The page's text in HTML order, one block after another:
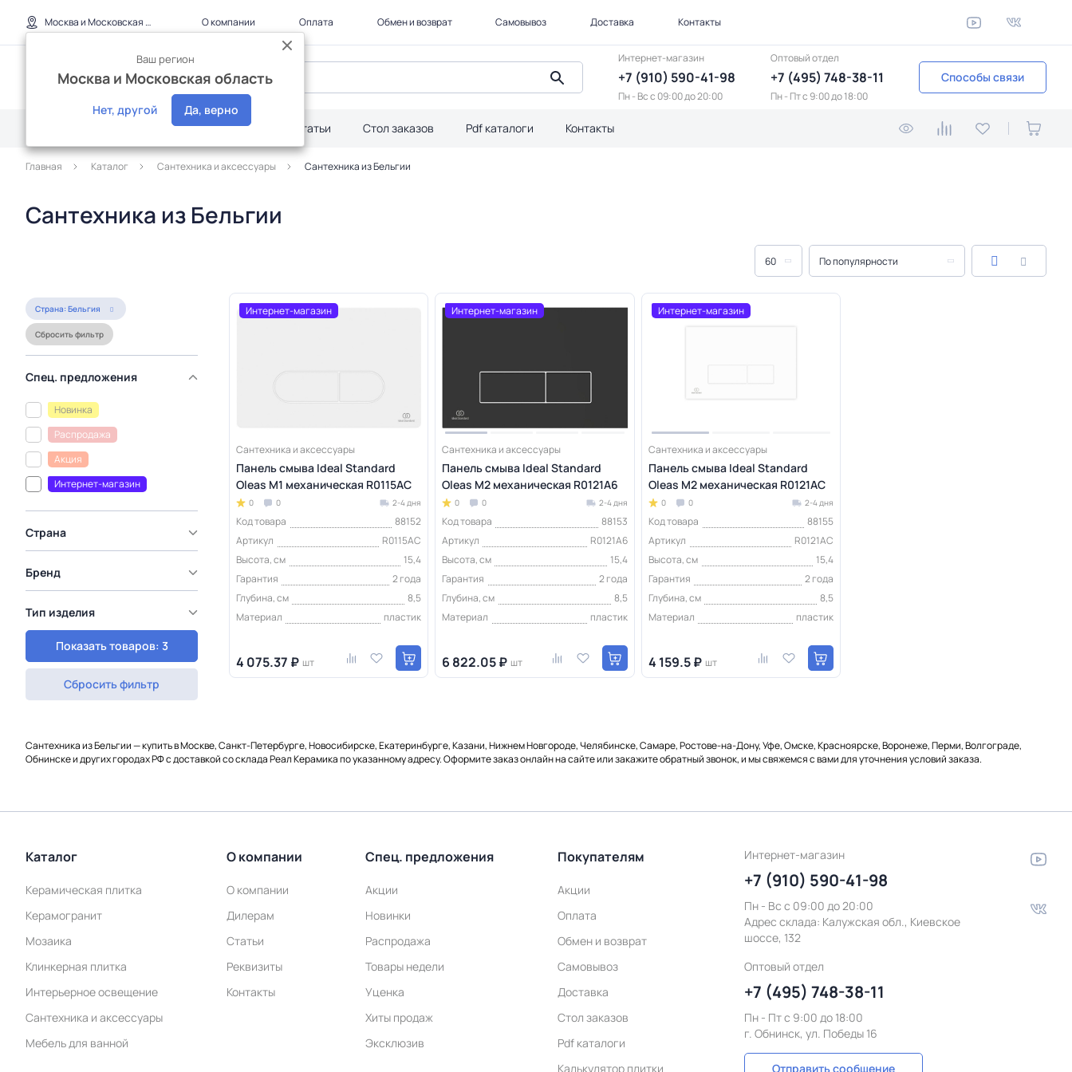
Москва и Московская область
Ваш регион
Москва и Московская область
Нет, другой Да, верно
О компании Оплата Обмен и возврат Самовывоз Доставка Контакты
Интернет-магазин
+7 (910) 590-41-98
Пн - Вс с 09:00 до 20:00
Оптовый отдел
+7 (495) 748-38-11
Пн - Пт c 9:00 до 18:00
Способы связи
Дилерам Акции Статьи Стол заказов Pdf каталоги Контакты
Главная Каталог Сантехника и аксессуары Сантехника из Бельгии
Сантехника из Бельгии
Страна: Бельгия
Сбросить фильтр
Спец. предложения
Новинка
Распродажа
Акция
Интернет-магазин
Страна
Бренд
Тип изделия
Показать товаров: 3
Сбросить фильтр
60 По популярности
Интернет-магазин
Сантехника и аксессуары
Панель смыва Ideal Standard
Oleas M1 механическая R0115AC
0 0 2-4 дня
Код товара
88152
Артикул
R0115AC
Высота, см
15,4
Гарантия
2 года
Глубина, см
8,5
Материал
пластик
4 075.37 ₽ шт
Интернет-магазин
Сантехника и аксессуары
Панель смыва Ideal Standard
Oleas M2 механическая R0121A6
0 0 2-4 дня
Код товара
88153
Артикул
R0121A6
Высота, см
15,4
Гарантия
2 года
Глубина, см
8,5
Материал
пластик
6 822.05 ₽ шт
Интернет-магазин
Сантехника и аксессуары
Панель смыва Ideal Standard
Oleas M2 механическая R0121AC
0 0 2-4 дня
Код товара
88155
Артикул
R0121AC
Высота, см
15,4
Гарантия
2 года
Глубина, см
8,5
Материал
пластик
4 159.5 ₽ шт
Сантехника из Бельгии — купить в Москве, Санкт-Петербурге, Новосибирске, Екатеринбурге, Казани, Нижнем Новгороде, Челябинске, Самаре, Ростове-на-Дону, Уфе, Омске, Красноярске, Воронеже, Перми, Волгограде,
Обнинске и других городах РФ с доставкой со склада Реал Керамика по указанному адресу. Оформите заказ онлайн на сайте или закажите обратный звонок, и мы свяжемся с вами для уточнения условий заказа.
Каталог
Керамическая плитка
Керамогранит
Мозаика
Клинкерная плитка
Интерьерное освещение
Сантехника и аксессуары
Мебель для ванной
О компании
О компании
Дилерам
Статьи
Реквизиты
Контакты
Спец. предложения
Акции
Новинки
Распродажа
Товары недели
Уценка
Хиты продаж
Эксклюзив
Покупателям
Акции
Оплата
Обмен и возврат
Самовывоз
Доставка
Стол заказов
Pdf каталоги
Калькулятор плитки
Интернет-магазин
+7 (910) 590-41-98
Пн - Вс с 09:00 до 20:00
Адрес склада: Калужская обл., Киевское
шоссе, 132
Оптовый отдел
+7 (495) 748-38-11
Пн - Пт c 9:00 до 18:00
г. Обнинск, ул. Победы 16
Отправить сообщение